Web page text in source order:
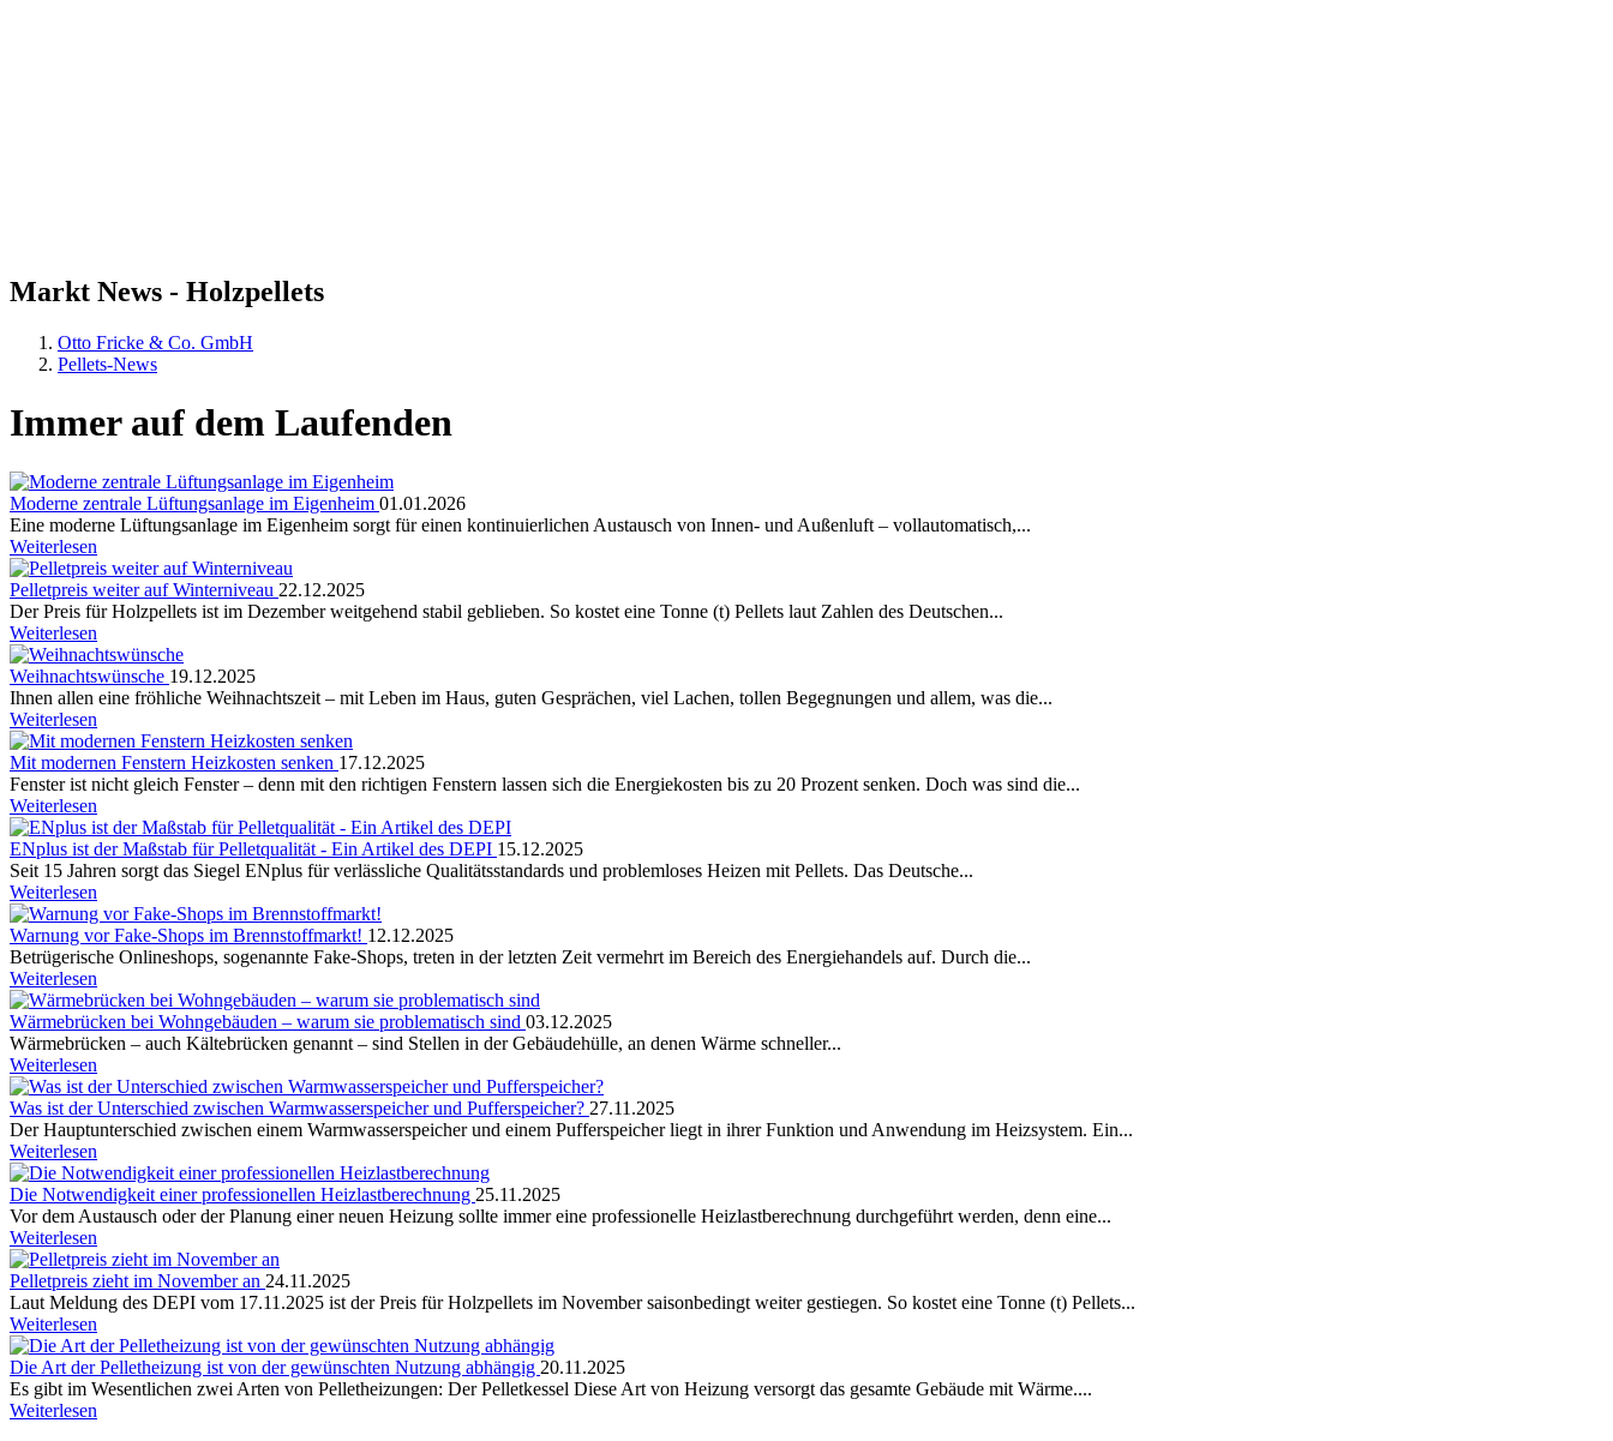
Markt News - Holzpellets
Otto Fricke & Co. GmbH
Pellets-News
Immer auf dem Laufenden
Moderne zentrale Lüftungsanlage im Eigenheim 01.01.2026
Eine moderne Lüftungsanlage im Eigenheim sorgt für einen kontinuierlichen Austausch von Innen- und Außenluft – vollautomatisch,...
Weiterlesen
Pelletpreis weiter auf Winterniveau 22.12.2025
Der Preis für Holzpellets ist im Dezember weitgehend stabil geblieben. So kostet eine Tonne (t) Pellets laut Zahlen des Deutschen...
Weiterlesen
Weihnachtswünsche 19.12.2025
Ihnen allen eine fröhliche Weihnachtszeit – mit Leben im Haus, guten Gesprächen, viel Lachen, tollen Begegnungen und allem, was die...
Weiterlesen
Mit modernen Fenstern Heizkosten senken 17.12.2025
Fenster ist nicht gleich Fenster – denn mit den richtigen Fenstern lassen sich die Energiekosten bis zu 20 Prozent senken. Doch was sind die...
Weiterlesen
ENplus ist der Maßstab für Pelletqualität - Ein Artikel des DEPI 15.12.2025
Seit 15 Jahren sorgt das Siegel ENplus für verlässliche Qualitätsstandards und problemloses Heizen mit Pellets. Das Deutsche...
Weiterlesen
Warnung vor Fake-Shops im Brennstoffmarkt! 12.12.2025
Betrügerische Onlineshops, sogenannte Fake-Shops, treten in der letzten Zeit vermehrt im Bereich des Energiehandels auf. Durch die...
Weiterlesen
Wärmebrücken bei Wohngebäuden – warum sie problematisch sind 03.12.2025
Wärmebrücken – auch Kältebrücken genannt – sind Stellen in der Gebäudehülle, an denen Wärme schneller...
Weiterlesen
Was ist der Unterschied zwischen Warmwasserspeicher und Pufferspeicher? 27.11.2025
Der Hauptunterschied zwischen einem Warmwasserspeicher und einem Pufferspeicher liegt in ihrer Funktion und Anwendung im Heizsystem. Ein...
Weiterlesen
Die Notwendigkeit einer professionellen Heizlastberechnung 25.11.2025
Vor dem Austausch oder der Planung einer neuen Heizung sollte immer eine professionelle Heizlastberechnung durchgeführt werden, denn eine...
Weiterlesen
Pelletpreis zieht im November an 24.11.2025
Laut Meldung des DEPI vom 17.11.2025 ist der Preis für Holzpellets im November saisonbedingt weiter gestiegen. So kostet eine Tonne (t) Pellets...
Weiterlesen
Die Art der Pelletheizung ist von der gewünschten Nutzung abhängig 20.11.2025
Es gibt im Wesentlichen zwei Arten von Pelletheizungen: Der Pelletkessel Diese Art von Heizung versorgt das gesamte Gebäude mit Wärme....
Weiterlesen